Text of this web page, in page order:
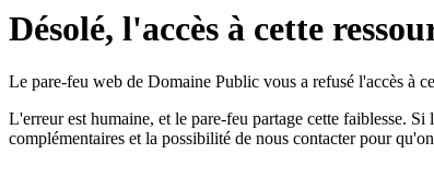
Désolé, l'accès à cette
Le pare-feu web de Domaine Public vous a refusé l'accès à
L'erreur est humaine, et le pare-feu partage cette faiblesse.
complémentaires et la possibilité de nous contacter pour